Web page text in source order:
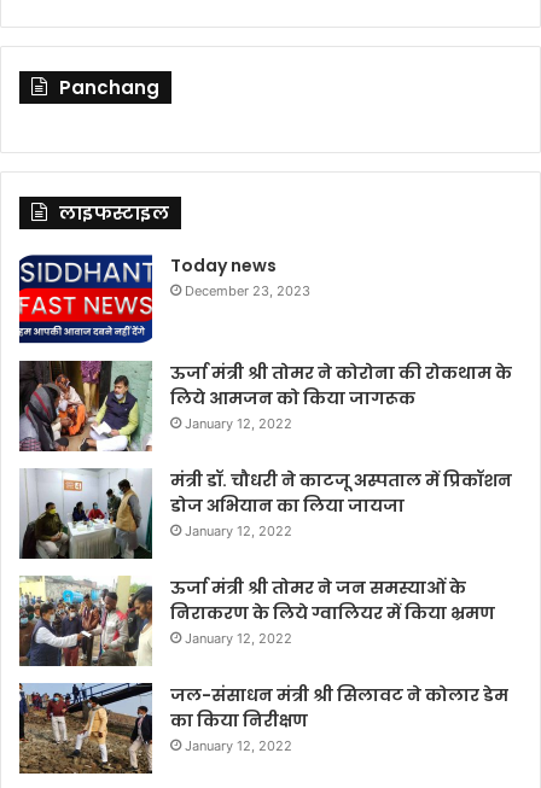
Panchang
लाइफस्टाइल
Today news
December 23, 2023
ऊर्जा मंत्री श्री तोमर ने कोरोना की रोकथाम के
लिये आमजन को किया जागरूक
January 12, 2022
मंत्री डॉ. चौधरी ने काटजू अस्पताल में प्रिकॉशन
डोज अभियान का लिया जायजा
January 12, 2022
ऊर्जा मंत्री श्री तोमर ने जन समस्याओं के
निराकरण के लिये ग्वालियर में किया भ्रमण
January 12, 2022
जल-संसाधन मंत्री श्री सिलावट ने कोलार डेम
का किया निरीक्षण
January 12, 2022